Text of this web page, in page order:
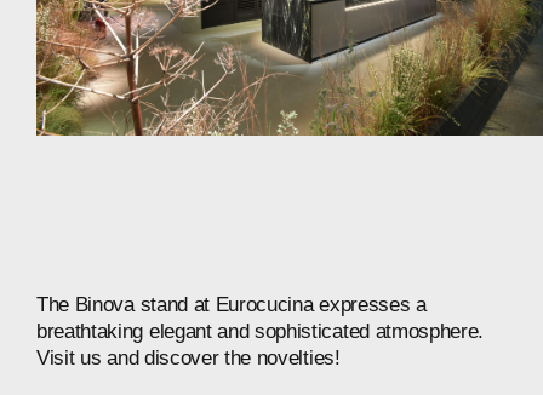
The Binova stand at Eurocucina expresses a
breathtaking elegant and sophisticated atmosphere.
Visit us and discover the novelties!